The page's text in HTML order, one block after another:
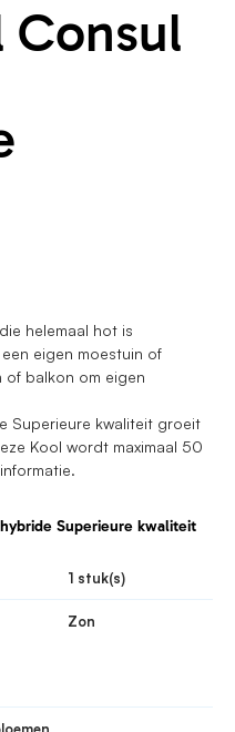
helemaal hot is
eigen moestuin of
of balkon om eigen
Superieure kwaliteit groeit
Kool wordt maximaal 50
Superieure kwaliteit
1 stuk(s)
Zon